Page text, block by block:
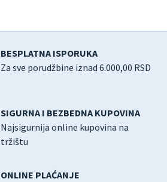
BESPLATNA ISPORUKA
Za sve porudžbine iznad 6.000,00 RSD
SIGURNA I BEZBEDNA KUPOVINA
Najsigurnija online kupovina na
tržištu
ONLINE PLAĆANJE